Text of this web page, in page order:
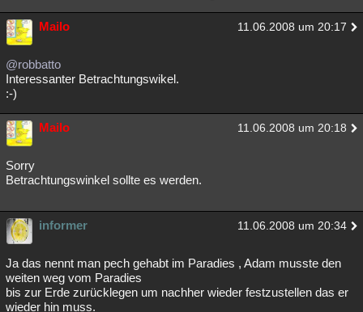
Mailo 11.06.2008 um 20:17
@robbatto
Interessanter Betrachtungswikel.
:-)
Mailo 11.06.2008 um 20:18
Sorry
Betrachtungswinkel sollte es werden.
informer 11.06.2008 um 20:34
Ja das nennt man pech gehabt im Paradies , Adam musste den
weiten weg vom Paradies
bis zur Erde zurücklegen um nachher wieder festzustellen das er
wieder hin muss.